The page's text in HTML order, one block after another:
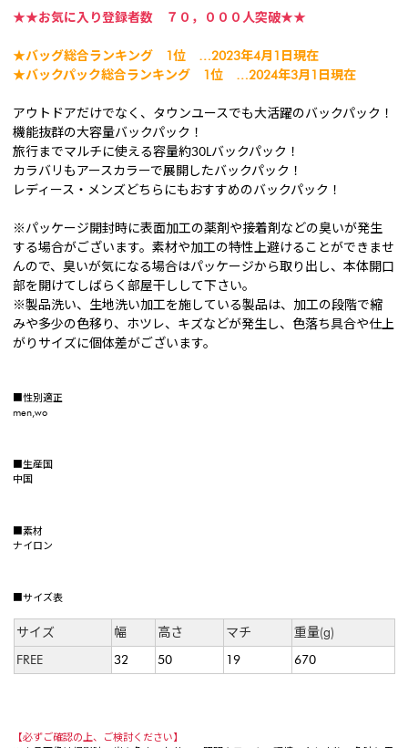
★★お気に入り登録者数 ７０，０００人突破★★
★バッグ総合ランキング 1位 …2023年4月1日現在
★バックパック総合ランキング 1位 …2024年3月1 日現在
アウトドアだけでなく、タウンユースでも大活躍のバックパック！
機能抜群の大容量バックパック！
旅行までマルチに使える容量約30Lバックパック！
カラバリもアースカラーで展開したバックパック！
レディース・メンズどちらにもおすすめのバックパック！
※パッケージ開封時に表面加工の薬剤や接着剤などの臭いが発生
する場合がございます。素材や加工の特性上避けることができませ
んので、臭いが気になる場合はパッケージから取り出し、本体開口
部を開けてしばらく部屋干しして下さい。
※製品洗い、生地洗い加工を施している製品は、加工の段階で縮
みや多少の色移り、ホツレ、キズなどが発生し、色落ち具合や仕上
がりサイズに個体差がございます。
■性別適正
men,wo
■生産国
中国
■素材
ナイロン
■サイズ表
サイズ 幅 高さ マチ
重量(g)
FREE
32 50 19 670
【必ずご確認の上、ご検討ください】